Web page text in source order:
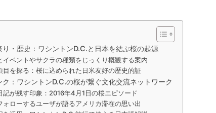
り・歴史：ワシントンD.C.と日本を結ぶ桜の起源
イベントやサクラの種類をじっくり概観する案内
目を探る：桜に込められた日米友好の歴史的証
ク：ワシントンD.C.の桜が繋ぐ文化交流ネットワーク
記が残す印象：2016年4月1日の桜エピソード
ォローするユーザが語るアメリカ滞在の思い出